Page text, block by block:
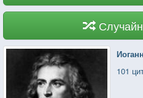
101